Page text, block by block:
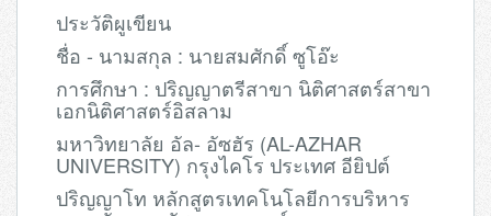
ประวัติผูเขียน
ชื่อ - นามสกุล : นายสมศักดิ์ ซูโอ๊ะ
การศึกษา : ปริญญาตรีสาขา นิติศาสตร์สาขา
เอกนิติศาสตร์อิสลาม
มหาวิทยาลัย อัล- อัซฮัร (AL-AZHAR
UNIVERSITY) กรุงไคโร ประเทศ อียิปต์
ปริญญาโท หลักสูตรเทคโนโลยีการบริหาร